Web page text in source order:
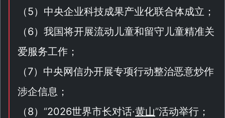
（5）中央企业科技成果产业化联合体成立；
（6）我国将开展流动儿童和留守儿童精准关
爱服务工作；
（7）中央网信办开展专项行动整治恶意炒作
涉企信息；
（8）“2026世界市长对话·黄山”活动举行；